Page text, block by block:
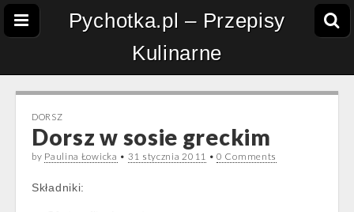
Pychotka.pl – Przepisy
Kulinarne
DORSZ
Dorsz w sosie greckim
by Paulina Łowicka • 31 stycznia 2011 •0 Comments
Składniki: